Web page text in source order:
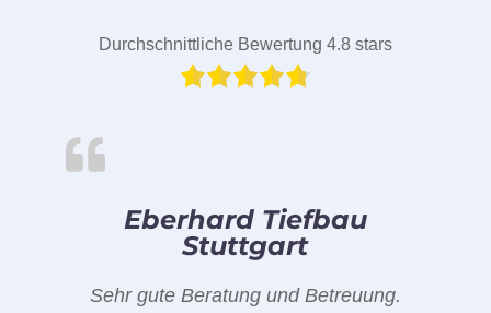
Durchschnittliche Bewertung 4.8 stars
Eberhard Tiefbau
Stuttgart
Sehr gute Beratung und Betreuung.